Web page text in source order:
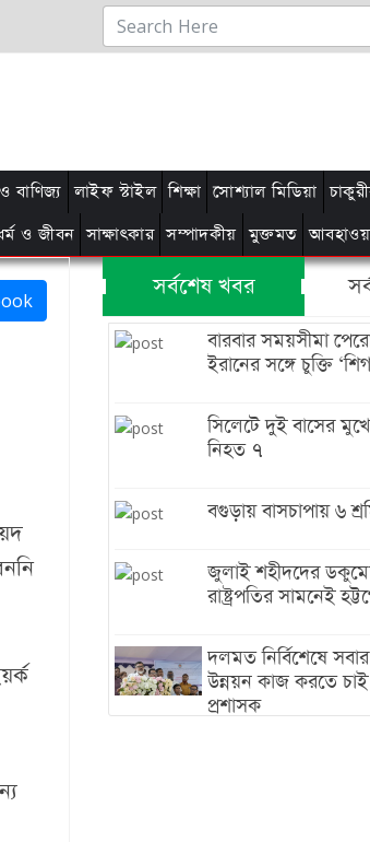
বাণিজ্য লাইফ স্টাইল শিক্ষা সোশ্যাল মিডিয়া
ও জীবন সাক্ষাৎকার সম্পাদকীয় মুক্তমত
সর্বশেষ খবর
বারবার সময়সীমা
ইরানের সঙ্গে চুক্তি
সিলেটে দুই বাসের
নিহত ৭
বগুড়ায় বাসচাপায় ৬
জুলাই শহীদদের
রাষ্ট্রপতির সামনেই
দলমত নির্বিশেষে
উন্নয়ন কাজ করতে
প্রশাসক